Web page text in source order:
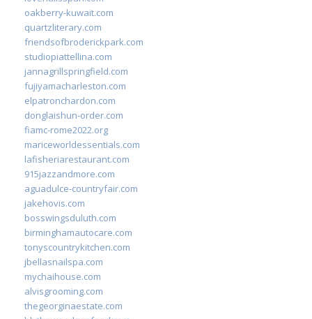
oakberry-kuwait.com
quartzliterary.com
friendsofbroderickpark.com
studiopiattellina.com
jannagrillspringfield.com
fujiyamacharleston.com
elpatronchardon.com
donglaishun-order.com
fiamc-rome2022.org
mariceworldessentials.com
lafisheriarestaurant.com
915jazzandmore.com
aguadulce-countryfair.com
jakehovis.com
bosswingsduluth.com
birminghamautocare.com
tonyscountrykitchen.com
jbellasnailspa.com
mychaihouse.com
alvisgrooming.com
thegeorginaestate.com